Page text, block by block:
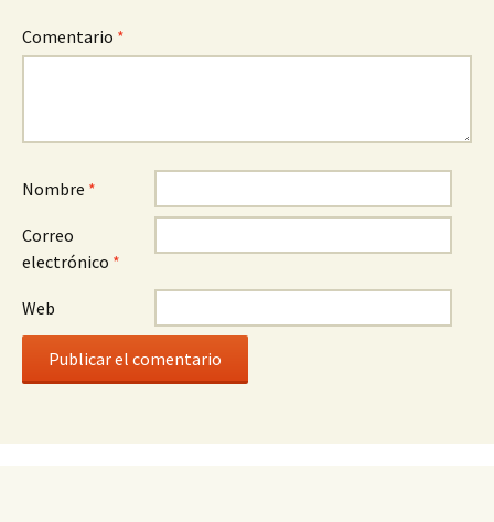
Comentario *
Nombre *
Correo
electrónico *
Web